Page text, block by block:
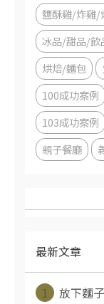
鹽酥雞/炸雞/
冰品/甜品/飲
烘焙/麵包
100成功案例
103成功案例
親子餐廳
最新文章
1
放下麵